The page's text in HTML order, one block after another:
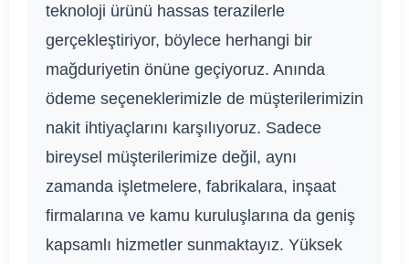
teknoloji ürünü hassas terazilerle
gerçekleştiriyor, böylece herhangi bir
mağduriyetin önüne geçiyoruz. Anında
ödeme seçeneklerimizle de müşterilerimizin
nakit ihtiyaçlarını karşılıyoruz. Sadece
bireysel müşterilerimize değil, aynı
zamanda işletmelere, fabrikalara, inşaat
firmalarına ve kamu kuruluşlarına da geniş
kapsamlı hizmetler sunmaktayız. Yüksek